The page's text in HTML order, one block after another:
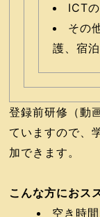
ICT
その
護、宿
登録前研修（動
ていますので、
加できます。
こんな方におス
空き時